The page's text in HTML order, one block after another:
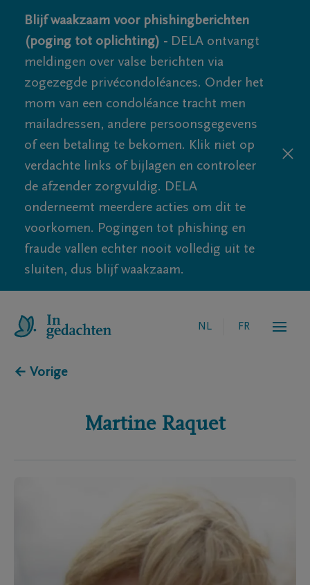
Blijf waakzaam voor phishingberichten
(poging tot oplichting) - DELA ontvangt
meldingen over valse berichten via
zogezegde privécondoléances. Onder het
mom van een condoléance tracht men
mailadressen, andere persoonsgegevens
of een betaling te bekomen. Klik niet op
verdachte links of bijlagen en controleer
de afzender zorgvuldig. DELA
onderneemt meerdere acties om dit te
voorkomen. Pogingen tot phishing en
fraude vallen echter nooit volledig uit te
sluiten, dus blijf waakzaam.
NL FR
← Vorige
Martine Raquet